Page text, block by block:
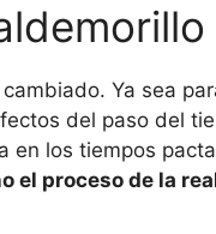
Ya sea
del paso del
los tiempos
el proceso de la